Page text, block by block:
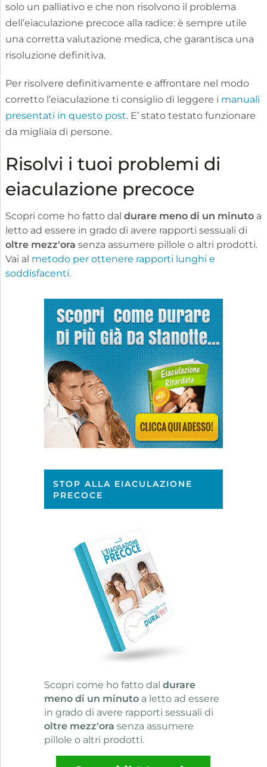
solo un palliativo e che non risolvono il problema
dell’eiaculazione precoce alla radice: è sempre utile
una corretta valutazione medica, che garantisca una
risoluzione definitiva.
Per risolvere definitivamente e affrontare nel modo
corretto l’eiaculazione ti consiglio di leggere i manuali
presentati in questo post. E’ stato testato funzionare
da migliaia di persone.
Risolvi i tuoi problemi di
eiaculazione precoce
Scopri come ho fatto dal durare meno di un minutoa
letto ad essere in grado di avere rapporti sessuali di
oltre mezz'ora senza assumere pillole o altri prodotti.
Vai al metodo per ottenere rapporti lunghi e
soddisfacenti.
STOP ALLA EIACULAZIONE
PRECOCE
Scopri come ho fatto dal durare
meno di un minutoa letto ad essere
in grado di avere rapporti sessuali di
oltre mezz'ora senza assumere
pillole o altri prodotti.